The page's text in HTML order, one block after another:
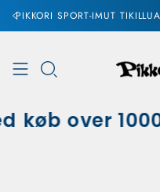
PIKKORI SPORT-IMUT
over 1000